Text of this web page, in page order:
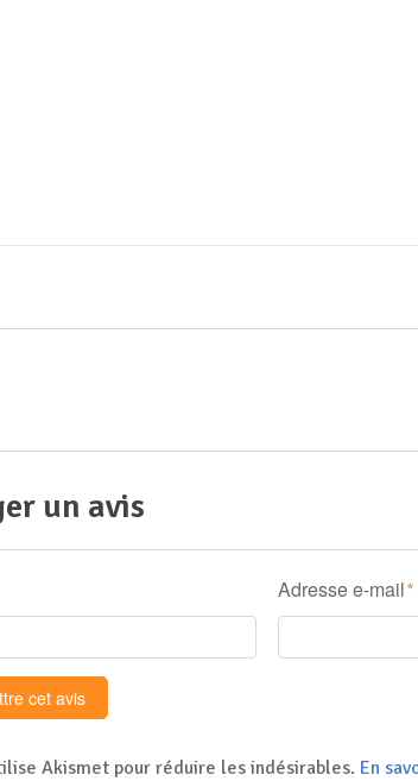
un avis
Adresse e-mail *
Akismet pour réduire les indésirables. En